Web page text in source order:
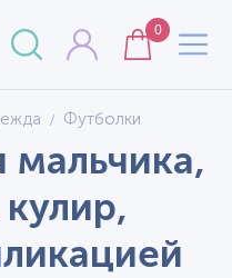
0
Футболки
мальчика,